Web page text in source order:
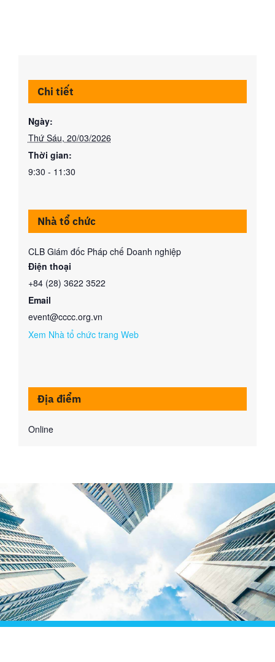
Chi tiết
Ngày:
Thứ Sáu, 20/03/2026
Thời gian:
9:30 - 11:30
Nhà tổ chức
CLB Giám đốc Pháp chế Doanh nghiệp
Điện thoại
+84 (28) 3622 3522
Email
event@cccc.org.vn
Xem Nhà tổ chức trang Web
Địa điểm
Online